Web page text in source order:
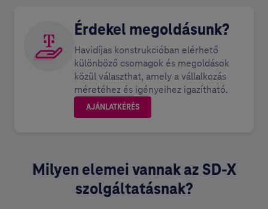
Érdekel megoldásunk?
Havidíjas konstrukcióban elérhető
különböző csomagok és megoldások
közül választhat, amely a vállalkozás
méretéhez és igényeihez igazítható.
AJÁNLATKÉRÉS
Milyen elemei vannak az SD-X
szolgáltatásnak?